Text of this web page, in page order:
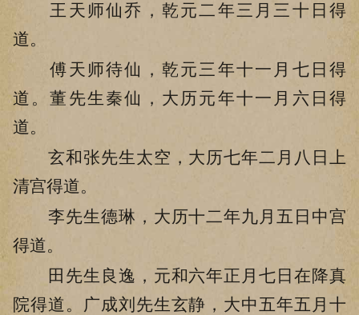
王天师仙乔，乾元二年三月三十日得
道。
傅天师待仙，乾元三年十一月七日得
道。董先生秦仙，大历元年十一月六日得
道。
玄和张先生太空，大历七年二月八日上
清宫得道。
李先生德琳，大历十二年九月五日中宫
得道。
田先生良逸，元和六年正月七日在降真
院得道。广成刘先生玄静，大中五年五月十